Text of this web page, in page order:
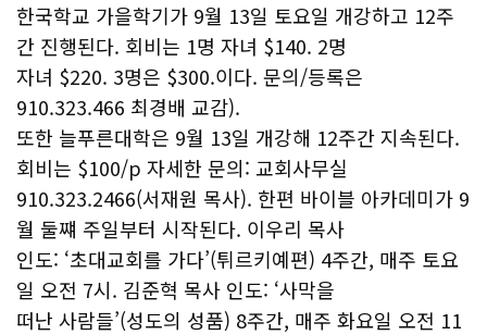
한국학교 가을학기가 9월 13일 토요일 개강하고 12주
간 진행된다. 회비는 1명 자녀 $140. 2명
자녀 $220. 3명은 $300.이다. 문의/등록은
910.323.466 최경배 교감).
또한 늘푸른대학은 9월 13일 개강해 12주간 지속된다.
회비는 $100/p 자세한 문의: 교회사무실
910.323.2466(서재원 목사). 한편 바이블 아카데미가 9
월 둘쨰 주일부터 시작된다. 이우리 목사
인도: ‘초대교회를 가다’(튀르키예편) 4주간, 매주 토요
일 오전 7시. 김준혁 목사 인도: ‘사막을
떠난 사람들’(성도의 성품) 8주간, 매주 화요일 오전 11